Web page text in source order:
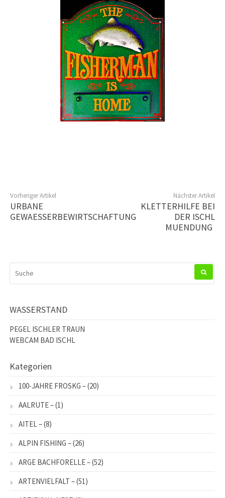
Vorheriger Artikel
URBANE
GEWAESSERBEWIRTSCHAFTUNG
Nächster Artikel
KLETTERHILFE BEI
DER ISCHL
MUENDUNG
NACH:
WASSERSTAND
PEGEL ISCHLER TRAUN
WEBCAM BAD ISCHL
Kategorien
100-JAHRE FROSKG –(20)
AALRUTE –(1)
AITEL –(8)
ALPIN FISHING –(26)
ARGE BACHFORELLE –(52)
ARTENVIELFALT –(51)